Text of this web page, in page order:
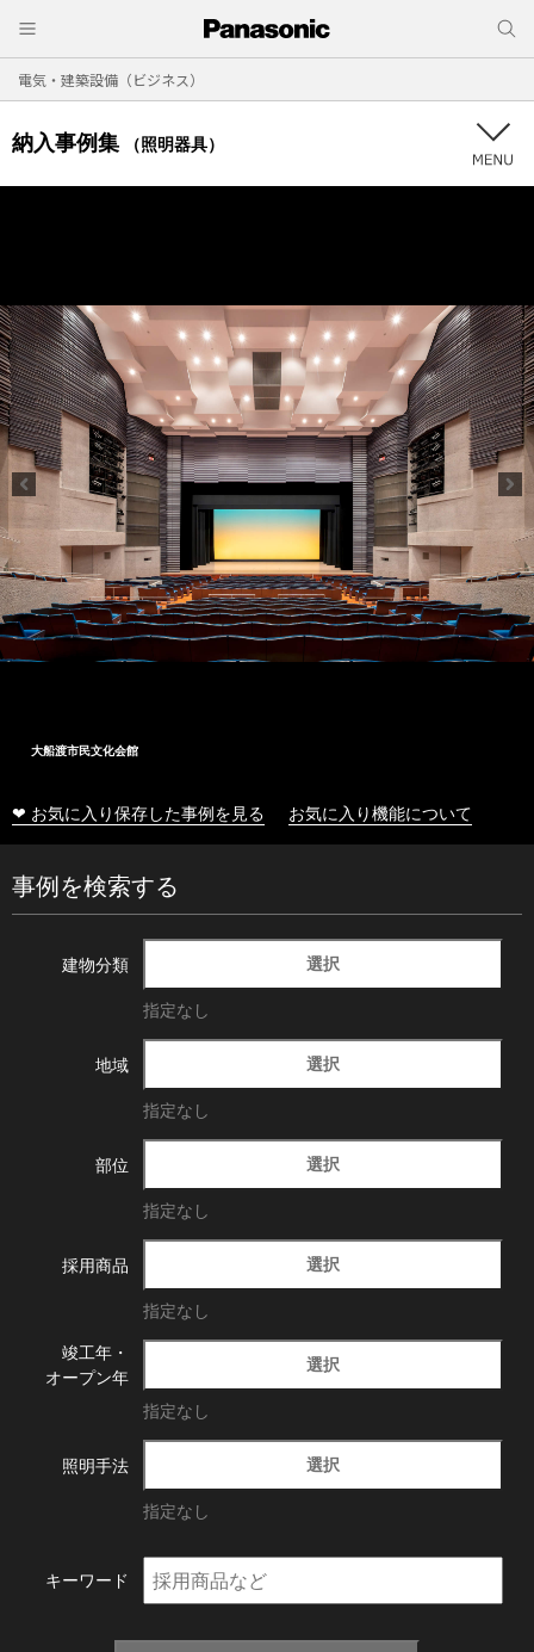
電気・建築設備（ビジネス）
納入事例集 （照明器具）
大船渡市民文化会館
❤ お気に入り保存した事例を見る お気に入り機能について
事例を検索する
建物分類 選択
指定なし
地域 選択
指定なし
部位 選択
指定なし
採用商品 選択
指定なし
竣工年・
オープン年
選択
指定なし
照明手法 選択
指定なし
キーワード